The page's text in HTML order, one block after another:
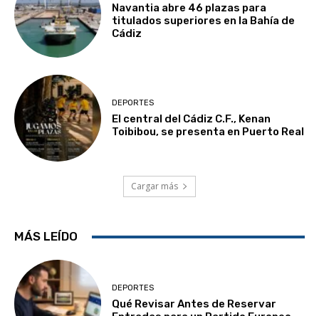
Navantia abre 46 plazas para
titulados superiores en la Bahía de
Cádiz
DEPORTES
El central del Cádiz C.F., Kenan
Toibibou, se presenta en Puerto Real
Cargar más
MÁS LEÍDO
DEPORTES
Qué Revisar Antes de Reservar